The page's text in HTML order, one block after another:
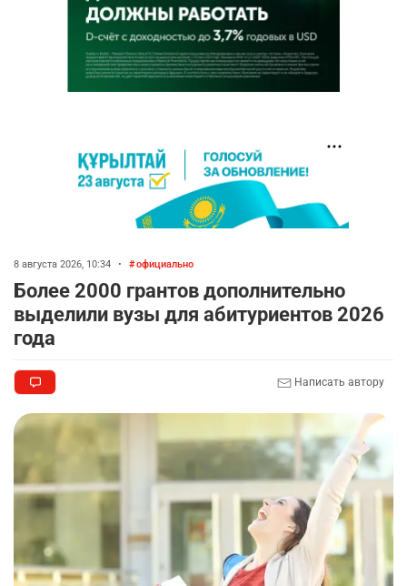
8 августа 2026, 10:34 • официально
Более 2000 грантов дополнительно
выделили вузы для абитуриентов 2026
года
Написать автору